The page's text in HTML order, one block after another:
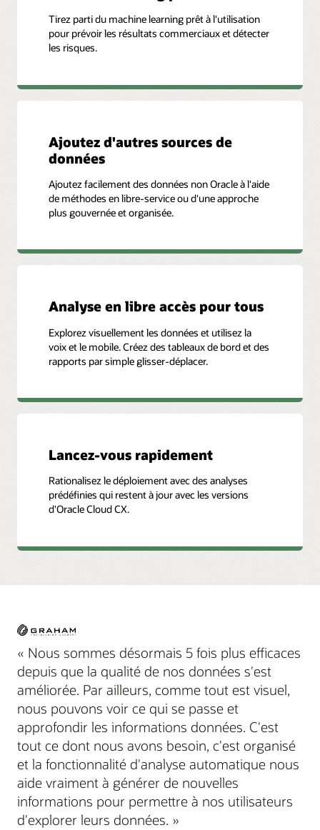
Tirez parti du machine learning prêt à l'utilisation
pour prévoir les résultats commerciaux et détecter
les risques.
Ajoutez d'autres sources de
données
Ajoutez facilement des données non Oracle à l'aide
de méthodes en libre-service ou d'une approche
plus gouvernée et organisée.
Analyse en libre accès pour tous
Explorez visuellement les données et utilisez la
voix et le mobile. Créez des tableaux de bord et des
rapports par simple glisser-déplacer.
Lancez-vous rapidement
Rationalisez le déploiement avec des analyses
prédéfinies qui restent à jour avec les versions
d'Oracle Cloud CX.
« Nous sommes désormais 5 fois plus efficaces
depuis que la qualité de nos données s'est
améliorée. Par ailleurs, comme tout est visuel,
nous pouvons voir ce qui se passe et
approfondir les informations données. C'est
tout ce dont nous avons besoin, c'est organisé
et la fonctionnalité d'analyse automatique nous
aide vraiment à générer de nouvelles
informations pour permettre à nos utilisateurs
d'explorer leurs données. »